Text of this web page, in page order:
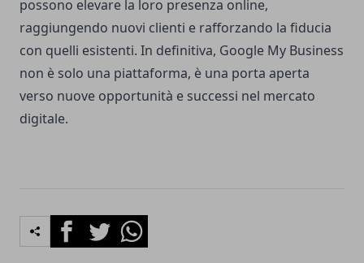
possono elevare la loro presenza online,
raggiungendo nuovi clienti e rafforzando la fiducia
con quelli esistenti. In definitiva, Google My Business
non è solo una piattaforma, è una porta aperta
verso nuove opportunità e successi nel mercato
digitale.
FacebookTwitterWhatsapp